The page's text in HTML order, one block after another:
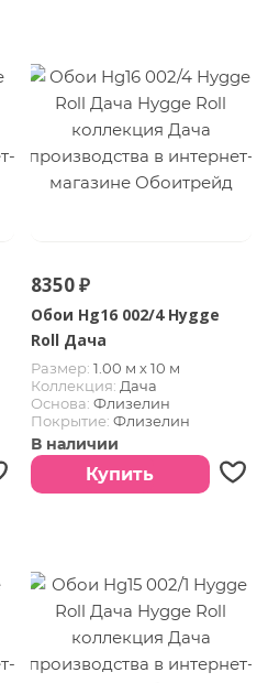
8350 ₽
Обои Hg16 002/4 Hygge
Roll Дача
Размер: 1.00 м х 10 м
Коллекция: Дача
Основа: Флизелин
Покрытие: Флизелин
В наличии
Купить